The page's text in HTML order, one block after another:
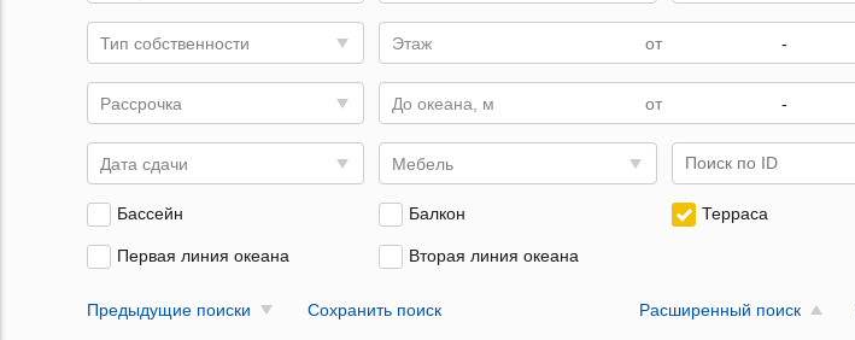
Тип собственности Этаж -
Рассрочка До океана, м -
Дата сдачи Мебель
Бассейн Балкон Терраса
Первая линия океана Вторая линия океана
Предыдущие поиски Сохранить поиск Расширенный поиск